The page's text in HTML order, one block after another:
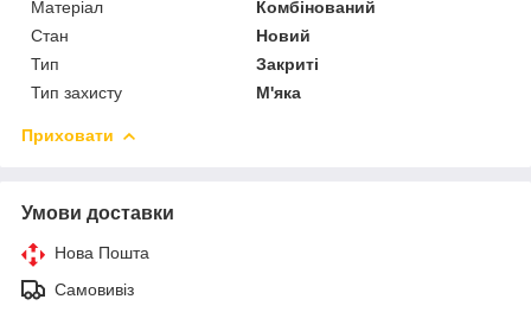
Матеріал
Комбінований
Стан
Новий
Тип
Закриті
Тип захисту
М'яка
Приховати
Умови доставки
Нова Пошта
Самовивіз